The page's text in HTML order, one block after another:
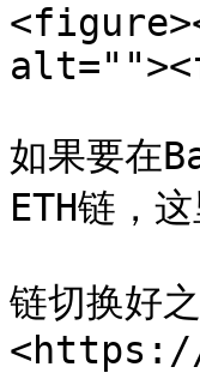
如果要在
ETH链，
链切换好
<https://